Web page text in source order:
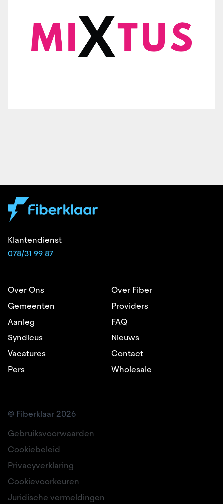
Klantendienst
078/31 99 87
Over Ons
Over Fiber
Gemeenten
Providers
Aanleg
FAQ
Syndicus
Nieuws
Vacatures
Contact
Pers
Wholesale
© Fiberklaar 2026
Gebruiksvoorwaarden
Cookiebeleid
Privacyverklaring
Cookievoorkeuren
Juridische vermeldingen